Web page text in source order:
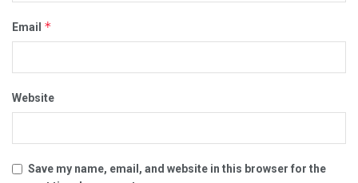
Email *
Website
Save my name, email, and website in this browser for the